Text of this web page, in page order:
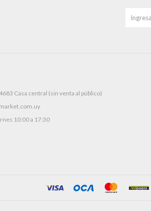
Casa central (sin venta al público)
10:00 a 17:30